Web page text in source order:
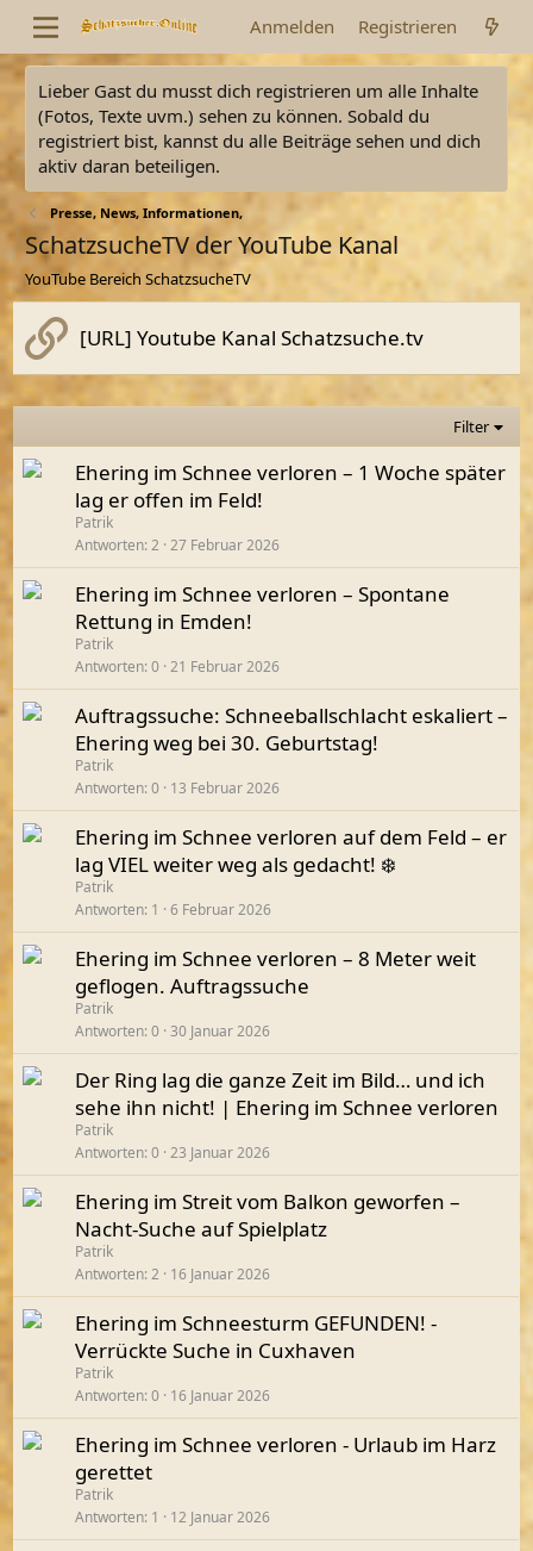
Anmelden Registrieren
Lieber Gast du musst dich registrieren um alle Inhalte
(Fotos, Texte uvm.) sehen zu können. Sobald du
registriert bist, kannst du alle Beiträge sehen und dich
aktiv daran beteiligen.
Presse, News, Informationen,
SchatzsucheTV der YouTube Kanal
YouTube Bereich SchatzsucheTV
[URL] Youtube Kanal Schatzsuche.tv
Filter
Ehering im Schnee verloren – 1 Woche später
lag er offen im Feld!
Patrik
Antworten 2 27 Februar 2026
Ehering im Schnee verloren – Spontane
Rettung in Emden!
Patrik
Antworten 0 21 Februar 2026
Auftragssuche: Schneeballschlacht eskaliert –
Ehering weg bei 30. Geburtstag!
Patrik
Antworten 0 13 Februar 2026
Ehering im Schnee verloren auf dem Feld – er
lag VIEL weiter weg als gedacht! ❄️
Patrik
Antworten 1 6 Februar 2026
Ehering im Schnee verloren – 8 Meter weit
geflogen. Auftragssuche
Patrik
Antworten 0 30 Januar 2026
Der Ring lag die ganze Zeit im Bild… und ich
sehe ihn nicht! | Ehering im Schnee verloren
Patrik
Antworten 0 23 Januar 2026
Ehering im Streit vom Balkon geworfen –
Nacht-Suche auf Spielplatz
Patrik
Antworten 2 16 Januar 2026
Ehering im Schneesturm GEFUNDEN! -
Verrückte Suche in Cuxhaven
Patrik
Antworten 0 16 Januar 2026
Ehering im Schnee verloren - Urlaub im Harz
gerettet
Patrik
Antworten 1 12 Januar 2026